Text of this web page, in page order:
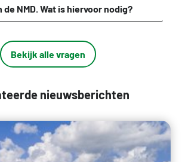
de NMD. Wat is hiervoor nodig?
Bekijk alle vragen
nieuwsberichten